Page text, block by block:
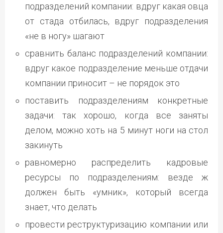
подразделений компании: вдруг какая овца
от стада отбилась, вдруг подразделения
«не в ногу» шагают
сравнить баланс подразделений компании:
вдруг какое подразделение меньше отдачи
компании приносит – не порядок это
поставить подразделениям конкретные
задачи: так хорошо, когда все заняты
делом, можно хоть на 5 минут ноги на стол
закинуть
равномерно распределить кадровые
ресурсы по подразделениям: везде ж
должен быть «умник», который всегда
знает, что делать
провести реструктуризацию компании или